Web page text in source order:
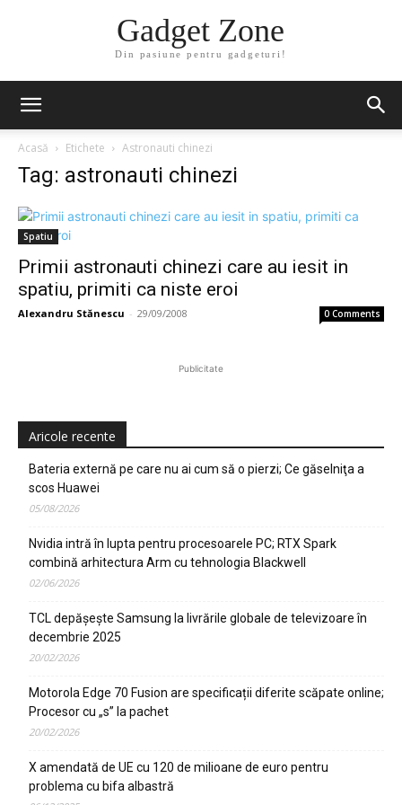
Gadget Zone
Din pasiune pentru gadgeturi!
Acasă Etichete Astronauti chinezi
Tag: astronauti chinezi
Spatiu
Primii astronauti chinezi care au iesit in
spatiu, primiti ca niste eroi
Alexandru Stănescu - 29/09/2008 0 Comments
Publicitate
Aricole recente
Bateria externă pe care nu ai cum să o pierzi; Ce găselniţa a
scos Huawei
05/08/2026
Nvidia intră în lupta pentru procesoarele PC; RTX Spark
combină arhitectura Arm cu tehnologia Blackwell
02/06/2026
TCL depășește Samsung la livrările globale de televizoare în
decembrie 2025
20/02/2026
Motorola Edge 70 Fusion are specificații diferite scăpate online;
Procesor cu „s” la pachet
20/02/2026
X amendată de UE cu 120 de milioane de euro pentru
problema cu bifa albastră